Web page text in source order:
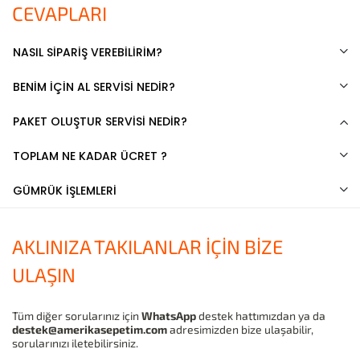
CEVAPLARI
NASIL SİPARİŞ VEREBİLİRİM?
BENİM İÇİN AL SERVİSİ NEDİR?
PAKET OLUŞTUR SERVİSİ NEDİR?
TOPLAM NE KADAR ÜCRET ?
GÜMRÜK İŞLEMLERİ
AKLINIZA TAKILANLAR İÇİN BİZE
ULAŞIN
Tüm diğer sorularınız için WhatsAppdestek hattımızdan ya da
destek@amerikasepetim.comadresimizden bize ulaşabilir,
sorularınızı iletebilirsiniz.